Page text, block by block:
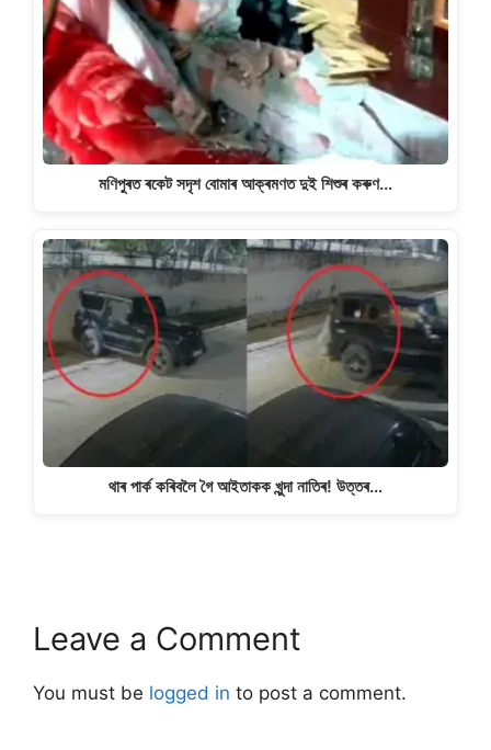
মণিপুৰত ৰকেট সদৃশ বোমাৰ আক্ৰমণত দুই শিশুৰ কৰুণ…
থাৰ পাৰ্ক কৰিবলৈ গৈ আইতাকক খুন্দা নাতিৰ! উত্তৰ…
Leave a Comment
You must be logged in to post a comment.